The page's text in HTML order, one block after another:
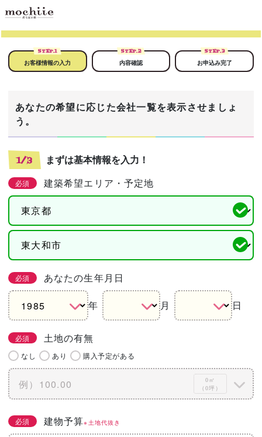
STEP.1
お客様情報の入力
STEP.2
内容確認
STEP.3
お申込み完了
あなたの希望に応じた会社一覧を表示させましょ
う。
1/3 まずは基本情報を入力！
必須 建築希望エリア・予定地
必須 あなたの生年月日
年 月 日
必須 土地の有無
なし あり 購入予定がある
0㎡
（0坪）
必須 建物予算※土地代抜き